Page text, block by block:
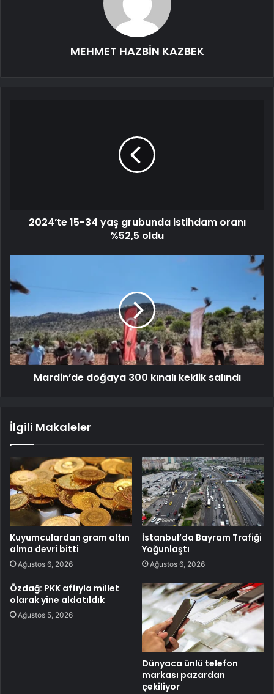
MEHMET HAZBİN KAZBEK
2024’te 15-34 yaş grubunda istihdam oranı
%52,5 oldu
Mardin’de doğaya 300 kınalı keklik salındı
İlgili Makaleler
Kuyumculardan gram altın
alma devri bitti
Ağustos 6, 2026
İstanbul’da Bayram Trafiği
Yoğunlaştı
Ağustos 6, 2026
Özdağ: PKK affıyla millet
olarak yine aldatıldık
Ağustos 5, 2026
Dünyaca ünlü telefon
markası pazardan
çekiliyor